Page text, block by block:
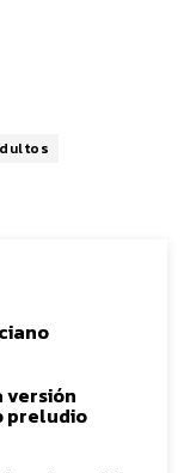
versión
preludio